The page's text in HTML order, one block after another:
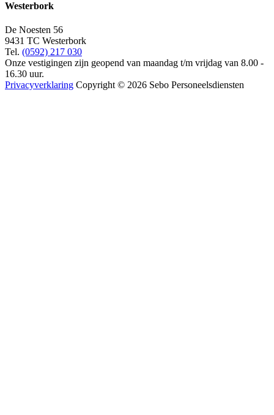
Westerbork
De Noesten 56
9431 TC Westerbork
Tel. (0592) 217 030
Onze vestigingen zijn geopend van maandag t/m vrijdag van 8.00 -
16.30 uur.
Privacyverklaring Copyright © 2026 Sebo Personeelsdiensten